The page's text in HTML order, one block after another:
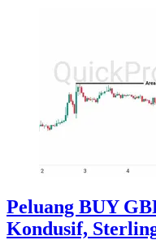
Peluang BUY
Kondusif,